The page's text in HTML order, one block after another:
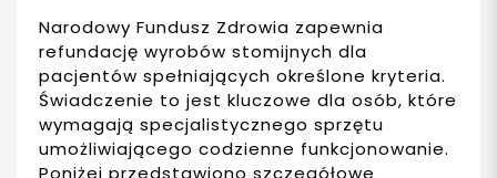
Narodowy Fundusz Zdrowia zapewnia
refundację wyrobów stomijnych dla
pacjentów spełniających określone kryteria.
Świadczenie to jest kluczowe dla osób, które
wymagają specjalistycznego sprzętu
umożliwiającego codzienne funkcjonowanie.
Poniżej przedstawiono szczegółowe